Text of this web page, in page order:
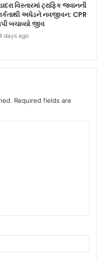
વિસ્તારમાં ટ્રાફિક જવાનની
અધેડને નવજીવન: CPR
બચાવ્યો જીવ
days ago
Required fields are